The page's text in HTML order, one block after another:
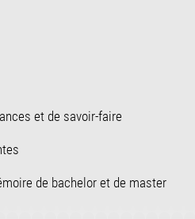
et de savoir-faire
de bachelor et de master